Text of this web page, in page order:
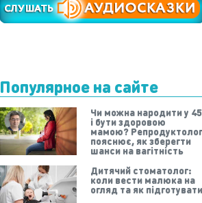
Популярное на сайте
Чи можна народити у 45
і бути здоровою
мамою? Репродуктолог
пояснює, як зберегти
шанси на вагітність
Дитячий стоматолог:
коли вести малюка на
огляд та як підготувати